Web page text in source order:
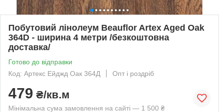
Побутовий лінолеум Beauflor Artex Aged Oak
364D - ширина 4 метри /безкоштовна
доставка/
Готово до відправки
Код: Артекс Ейджд Оак 364Д
Опт і роздріб
479 ₴/кв.м
Мінімальна сума замовлення на сайті — 1 500 ₴